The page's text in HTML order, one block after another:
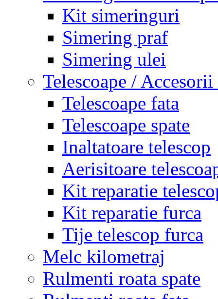
Kit simeringuri
Simering praf
Simering ulei
Telescoape / Accesorii
Telescoape fata
Telescoape spate
Inaltatoare telescop
Aerisitoare
Kit reparatie
Kit reparatie furca
Tije telescop furca
Melc kilometraj
Rulmenti roata spate